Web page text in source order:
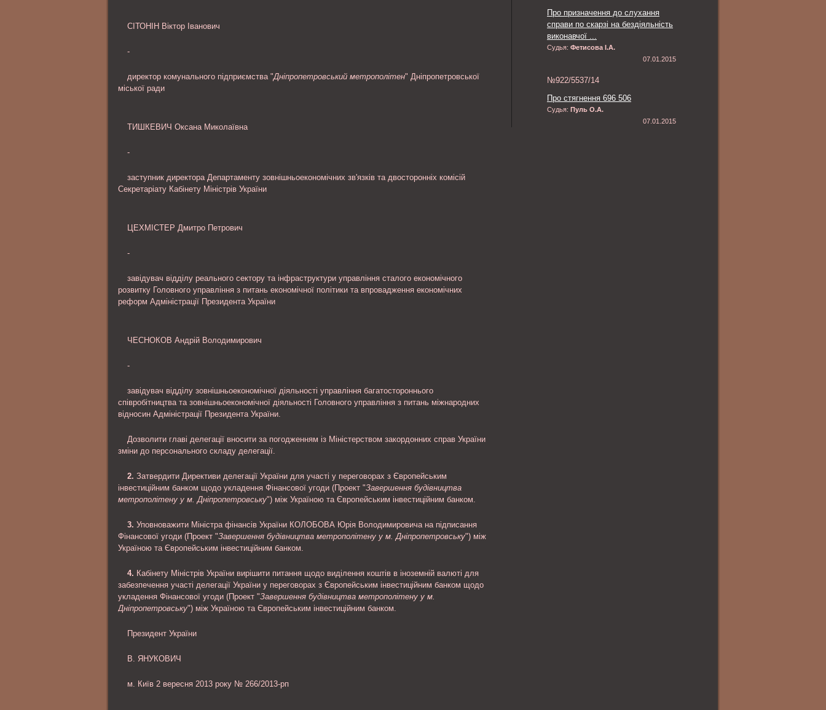
СІТОНІН Віктор Іванович
-
директор комунального підприємства "Дніпропетровський метрополітен" Дніпропетровської
міської ради
ТИШКЕВИЧ Оксана Миколаївна
-
заступник директора Департаменту зовнішньоекономічних зв'язків та двосторонніх комісій
Секретаріату Кабінету Міністрів України
ЦЕХМІСТЕР Дмитро Петрович
-
завідувач відділу реального сектору та інфраструктури управління сталого економічного
розвитку Головного управління з питань економічної політики та впровадження економічних
реформ Адміністрації Президента України
ЧЕСНОКОВ Андрій Володимирович
-
завідувач відділу зовнішньоекономічної діяльності управління багатостороннього
співробітництва та зовнішньоекономічної діяльності Головного управління з питань міжнародних
відносин Адміністрації Президента України.
Дозволити главі делегації вносити за погодженням із Міністерством закордонних справ України
зміни до персонального складу делегації.
2. Затвердити Директиви делегації України для участі у переговорах з Європейським
інвестиційним банком щодо укладення Фінансової угоди (Проект "Завершення будівництва
метрополітену у м. Дніпропетровську") між Україною та Європейським інвестиційним банком.
3. Уповноважити Міністра фінансів України КОЛОБОВА Юрія Володимировича на підписання
Фінансової угоди (Проект "Завершення будівництва метрополітену у м. Дніпропетровську") між
Україною та Європейським інвестиційним банком.
4. Кабінету Міністрів України вирішити питання щодо виділення коштів в іноземній валюті для
забезпечення участі делегації України у переговорах з Європейським інвестиційним банком щодо
укладення Фінансової угоди (Проект "Завершення будівництва метрополітену у м.
Дніпропетровську") між Україною та Європейським інвестиційним банком.
Президент України
В. ЯНУКОВИЧ
м. Київ 2 вересня 2013 року № 266/2013-рп
Про призначення до слухання
справи по скарзі на бездіяльність
виконавчої ...
Судья: Фетисова І.А.
07.01.2015
№922/5537/14
Про стягнення 696 506
Судья: Пуль О.А.
07.01.2015